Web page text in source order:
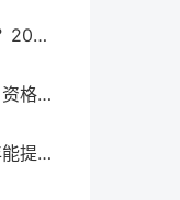
大学退学复读会影响高考录取吗？2025年最新政策解读与成功策略
2024年高考复读新政策大揭秘，资格、次数、课程全解析
2025高考复读生必看：复读一年能提多少分？关键因素大揭秘！